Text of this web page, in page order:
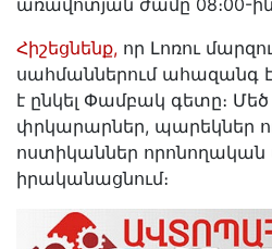
առավոտյան ժամը 08։00-
Հիշեցնենք, որ Լոռու
սահմաններում ահազանգ
է ընկել Փամբակ գետը։
փրկարարներ, պարեկներ
ոստիկաններ
իրականացնում։